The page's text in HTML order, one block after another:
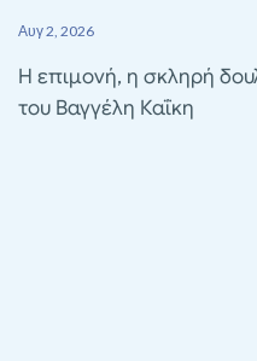
Αυγ 2, 2026
Η επιμονή, η σκληρή
του Βαγγέλη Καΐκη